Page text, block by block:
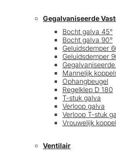
Gegalvaniseerde
Bocht galva 45°
Bocht galva 90°
Geluidsdemper
Geluidsdemper
Mannelijk
Ophangbeugel
Regelklep D 180
T-stuk galva
Verloop galva
Verloop T-stuk
Vrouwelijk
Ventilair